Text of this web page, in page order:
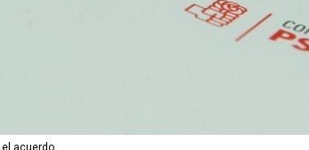
acuerdo